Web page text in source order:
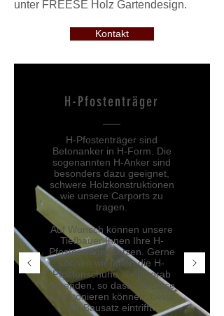
unter FREESE Holz Gartendesign.
Kontakt
H-Pfostenträger
H-Pfostenträger sind
Betonanker in H-Form. Die
sogenannten H-Anker sind
besonders dazu geeignet,
schwere Holzkonstruktionen
wie unsere Carports zu
tragen.
Auf Wunsch können unsere
Tiefbauer Ihnen Ihre H-
Pfostenträger setzen. Gerne
können wir Ihnen die H-
Pfostenschuhe auch vorab
zusenden, so dass Sie diese
einbetonieren können, bevor
Ihr Bausatz eintrifft.